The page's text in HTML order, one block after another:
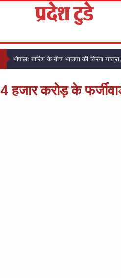
भोपाल: बारिश के बीच भाजपा की तिरंगा
4 हजार करोड़ के